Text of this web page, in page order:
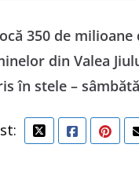
350 de
din Valea
în stele –